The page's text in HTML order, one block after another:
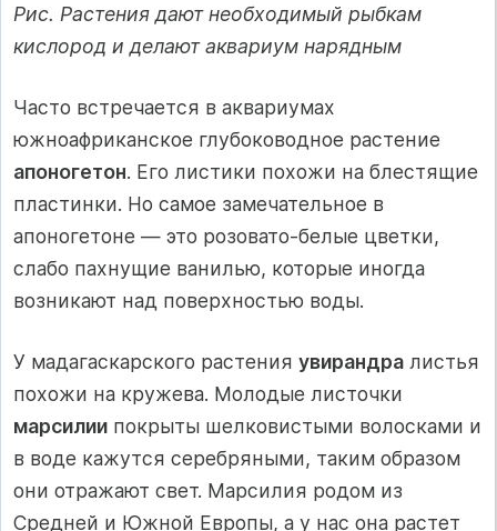
Рис. Растения дают необходимый рыбкам
кислород и делают аквариум нарядным
Часто встречается в аквариумах
южноафриканское глубоководное растение
апоногетон. Его листики похожи на блестящие
пластинки. Но самое замечательное в
апоногетоне — это розовато-белые цветки,
слабо пахнущие ванилью, которые иногда
возникают над поверхностью воды.
У мадагаскарского растения увирандра листья
похожи на кружева. Молодые листочки
марсилии покрыты шелковистыми волосками и
в воде кажутся серебряными, таким образом
они отражают свет. Марсилия родом из
Средней и Южной Европы, а у нас она растет